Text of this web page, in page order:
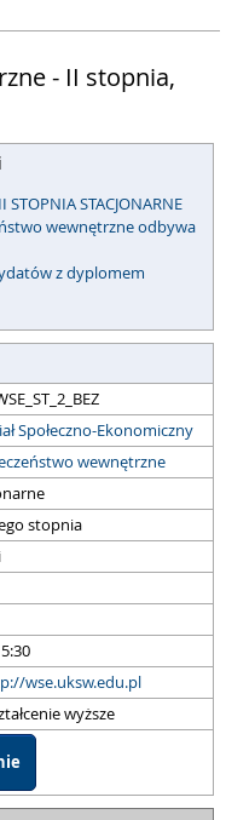
- II stopnia,
STOPNIA STACJONARNE
wewnętrzne odbywa
z dyplomem
Społeczno-Ekonomiczny
wewnętrzne
stopnia
wse.uksw.edu.pl
wyższe